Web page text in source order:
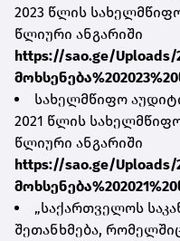
2023 წლის
წლიური ანგარიში
https://sao.ge/
სახელმწიფო
2021 წლის
წლიური ანგარიში
https://sao.ge/Uploads/
„საქართველოს
შეთანხმება,